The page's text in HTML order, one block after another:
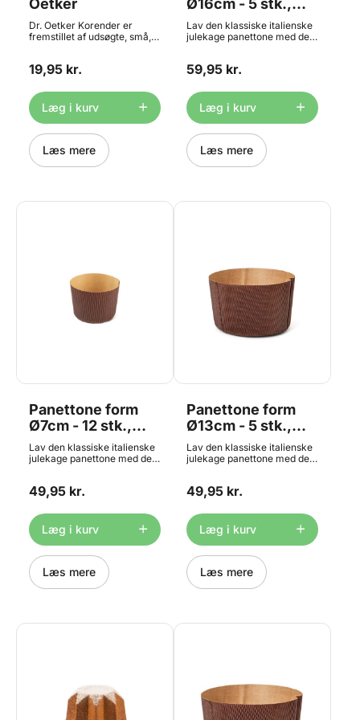
Oetker
Dr. Oetker Korender er
fremstillet af udsøgte, små,
frugtsmag og aroma.
brød, kager og konfekt. Prøv
dem også i müsli og
råkostsalat. Indhold: 75g
19,95 kr.
Læg i kurv
Læs mere
Ø16cm - 5 stk.,
Decora
Lav den klassiske italienske
julekage panettone med de
rumme ca. 1kg Formen er
holder formen under
bagning. Den tåler op til
200°C. Formen måler ca.
Ø16 x h 11 cm - pakke med 5
stk.
59,95 kr.
Læg i kurv
Læs mere
Panettone form
Ø7cm - 12 stk.,
Decora
Lav den klassiske italienske
julekage panettone med de
rumme ca. 100g Formen er
holder formen under
bagning. Den tåler op til
200°C. Formen måler ca. Ø7
x h 6 cm - pakke med 12 stk.
49,95 kr.
Læg i kurv
Læs mere
Panettone form
Ø13cm - 5 stk.,
Decora
Lav den klassiske italienske
julekage panettone med de
rumme ca. 500g Formen er
holder formen under
bagning. Den tåler op til
200°C. Formen måler ca.
Ø13 x h 9,5 cm - pakke med
5 stk.
49,95 kr.
Læg i kurv
Læs mere